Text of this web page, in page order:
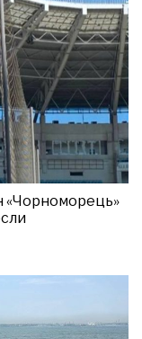
«Чорноморець»